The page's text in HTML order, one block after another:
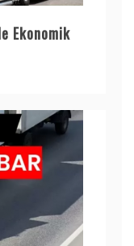
Ekonomik